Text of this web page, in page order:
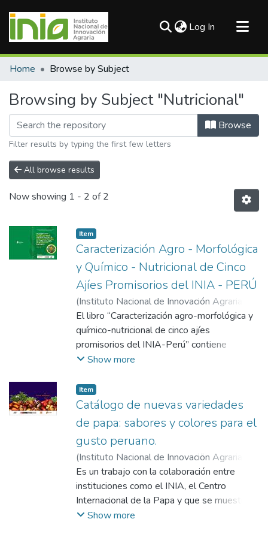
Log In (current)
Communities & Collections
Home Browse by Subject
Browsing by Subject "Nutricional"
Browse
Filter results by typing the first few letters
All browse results
Now showing 1 - 2 of 2
Item
Caracterización Agro - Morfológica
y Químico - Nutricional de Cinco
Ajíes Promisorios del INIA - PERÚ
(Instituto Nacional de Innovación Agraria -
INIA,2019-12)Quispe Jacobo, Fredy
Enrique;Marcelo Salvador, Mavel
Upay, José; Bederski, Stefan;Sanchez, Lis
Quispe Jacobo, Fredy Enrique
El libro “Caracterización agro-morfológica y
químico-nutricional de cinco ajíes
promisorios del INIA-Perú” contiene
información de las caracterización
fisicoquímicas, nutricionales y compuestos
bioactivos de frutos frescos y
deshidratados de cinco ajíes promisorios
multiplicados bajo condiciones de EEA
Donoso de Huaral, EEA Vista Florida de
Chiclayo y vivero de producción de la
Empresa AgroExport Topara en Chincha
alta. Esperamos que la información
contenida en la publicación contribuya al
posicionamiento del ají peruano y la I-D+i
Show more
Item
Catálogo de nuevas variedades
de papa: sabores y colores para el
gusto peruano.
(Instituto Nacional de Innovaciön Agraria -
INIA Centro Internacional de la Papa - CIP
2012)De Haan, Stef;Janampa, Analí
Bastos Zuñiga, Carolina; Gastelo Benavides,
Manuel Antonio
Es un trabajo con la colaboración entre
instituciones como el INIA, el Centro
Internacional de la Papa y que se muestran
las variedades liberadas en los últimos años
Show more